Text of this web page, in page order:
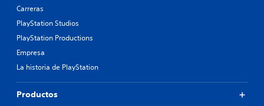
Carreras
PlayStation Studios
PlayStation Productions
Empresa
La historia de PlayStation
Productos